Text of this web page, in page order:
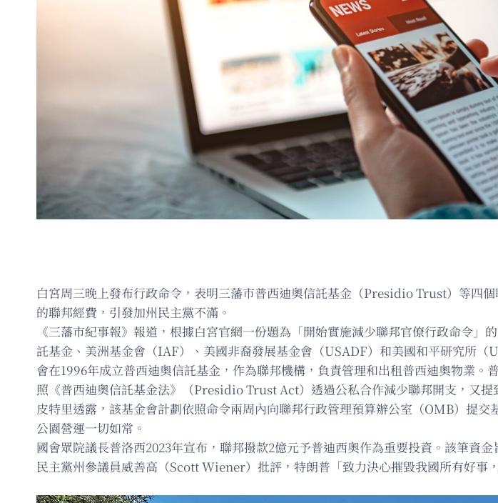
白宮周三晚上發布行政命令，表明三藩市普西迪奧信託基金（Presidio Trust）等四
的聯邦經費，引發加州民主黨不滿。
《三藩市紀事報》報道，根據白宮官網一份題為「開始實施減少聯邦官僚行政命令
託基金、美洲基金會（IAF）、美國非裔發展基金會（USADF）和美國和平研究所
會在1996年成立普西迪奧信託基金，作為聯邦機構，負責管理和出租普西迪奧物業
照《普西迪奧信託基金法》（Presidio Trust Act）透過公私合作減少聯邦開支，又提
皮特里透露，該基金會計劃依照命令兩周內向聯邦行政管理預算辦公室（OMB）提
公園營運一切如常。
國會眾院議長普洛西2023年宣布，聯邦撥款2億元予普迪西奧作為重要投資。該筆資
民主黨州參議員威善高（Scott Wiener）批評，特朗普「致力決心摧毀我國所有好事